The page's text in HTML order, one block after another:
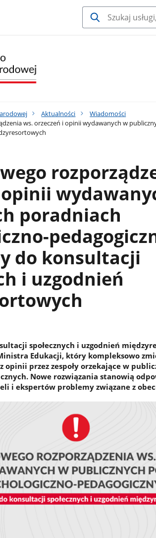
Aktualności
Wiadomości
ws. orzeczeń i opinii wydawanych w
poradniach
do konsultacji
i uzgodnień
społecznych i uzgodnień
Edukacji, który kompleksowo
opinii przez zespoły orzekające w
Nowe rozwiązania stanowią
i ekspertów problemy związane z